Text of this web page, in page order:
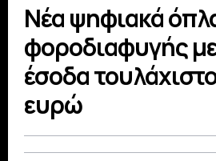
Νέα ψηφιακά
φοροδιαφυγής
έσοδα
ευρώ